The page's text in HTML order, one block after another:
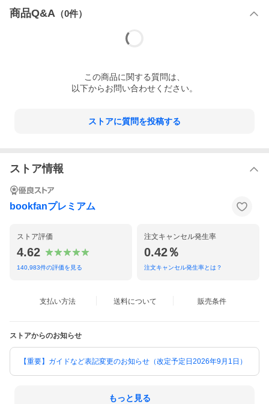
※本サービスは予告なく終了する場合がございます。予めご了承
※ご利用いただく端末のOS・ブラウザは最新版をご使用くださ
商品Q&A （0件）
この商品に関する質問は、
以下からお問い合わせください。
ストアに質問を投稿する
ストア情報
bookfanプレミアム
ストア評価
4.62
140,983件の評価を見る
注文キャンセル発生率
0.42％
注文キャンセル発生率とは？
支払い方法 送料について 販売条件
ストアからのお知らせ
【重要】ガイドなど表記変更のお知らせ（改定予定日2026年9月1日）
もっと見る